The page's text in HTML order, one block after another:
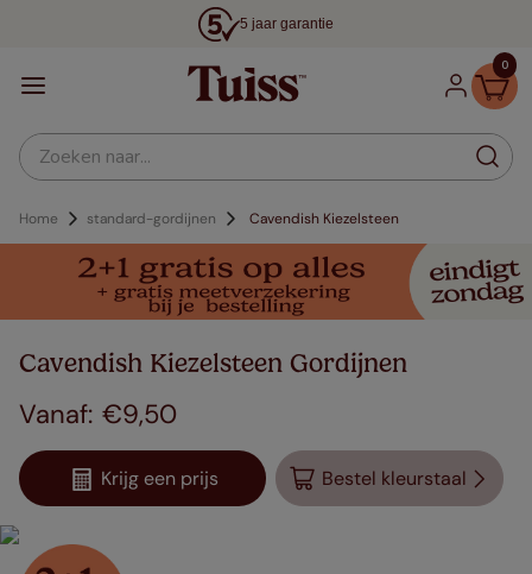
5 jaar garantie
0
Zoeken naar...
Home standard-gordijnen Cavendish Kiezelsteen
Cavendish Kiezelsteen Gordijnen
€9,50
Krijg een prijs Bestel kleurstaal